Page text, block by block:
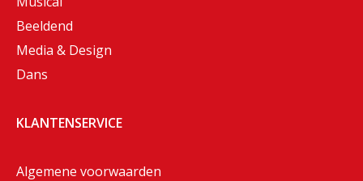
Beeldend
Media & Design
Dans
KLANTENSERVICE
Algemene voorwaarden